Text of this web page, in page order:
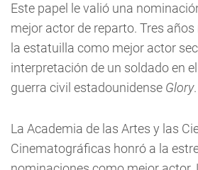
Este papel le valió una
mejor actor de reparto. Tres
la estatuilla como mejor actor
interpretación de un soldado en
guerra civil estadounidense Glory.
La Academia de las Artes y las
Cinematográficas honró a la